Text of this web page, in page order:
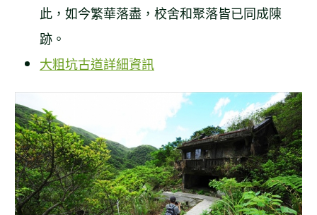
此，如今繁華落盡，校舍和聚落皆已同成陳
跡。
大粗坑古道詳細資訊